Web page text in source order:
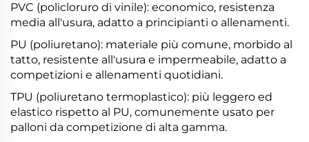
PVC (policloruro di vinile): economico, resistenza
media all'usura, adatto a principianti o allenamenti.
PU (poliuretano): materiale più comune, morbido al
tatto, resistente all'usura e impermeabile, adatto a
competizioni e allenamenti quotidiani.
TPU (poliuretano termoplastico): più leggero ed
elastico rispetto al PU, comunemente usato per
palloni da competizione di alta gamma.